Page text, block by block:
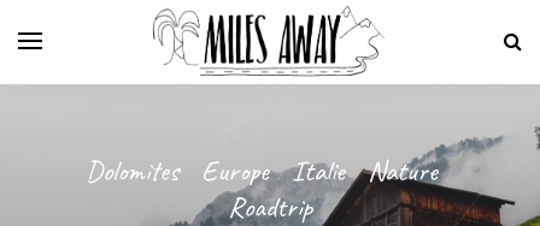
Dolomites Europe / Italie / Nature /
Roadtrip